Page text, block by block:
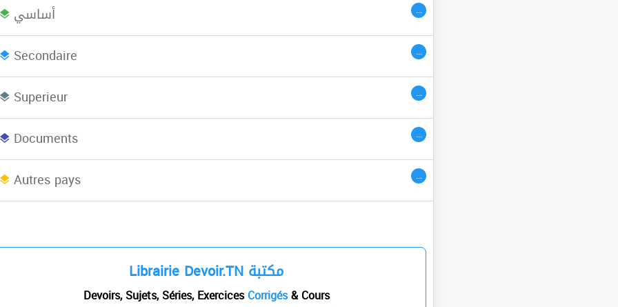
أساسي ...
Secondaire ...
Superieur ...
Bac plus 2
Documents ...
Concours
Autres pays ...
Afrique du Nord
Librairie Devoir.TN مكتبة
Devoirs, Sujets, Séries, ExercicesCorrigés& Cours